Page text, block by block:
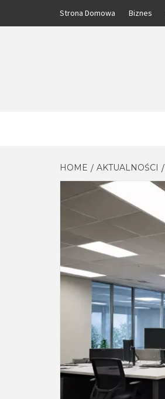
Strona Domowa Biznes
HOME AKTUALNOŚCI